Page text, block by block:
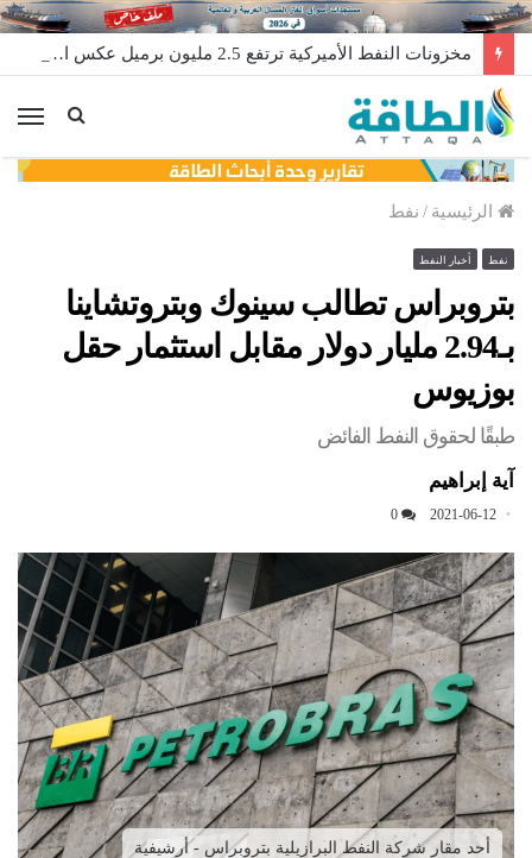
مخزونات النفط الأميركية ترتفع 2.5 مليون برميل عكس التوقعات
الرئيسية / نفط
نفط أخبار النفط
بتروبراس تطالب سينوك وبتروتشاينا
بـ2.94 مليار دولار مقابل استثمار حقل
بوزيوس
طبقًا لحقوق النفط الفائض
آية إبراهيم
2021-06-12
0
أحد مقار شركة النفط البرازيلية بتروبراس - أرشيفية